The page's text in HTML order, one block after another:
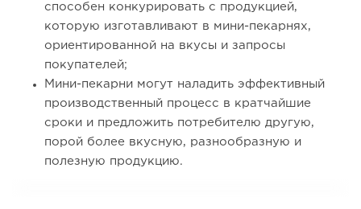
способен конкурировать с продукцией,
которую изготавливают в мини-пекарнях,
ориентированной на вкусы и запросы
покупателей;
Мини-пекарни могут наладить эффективный
производственный процесс в кратчайшие
сроки и предложить потребителю другую,
порой более вкусную, разнообразную и
полезную продукцию.